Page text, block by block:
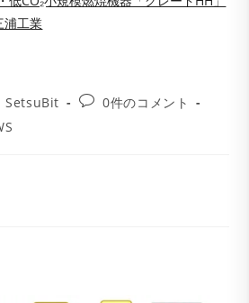
浦工業
SetsuBit
投
0件のコメント